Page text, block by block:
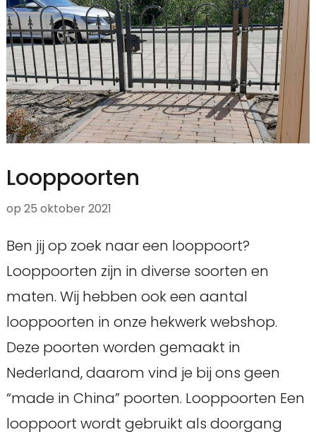
Looppoorten
op 25 oktober 2021
Ben jij op zoek naar een looppoort?
Looppoorten zijn in diverse soorten en
maten. Wij hebben ook een aantal
looppoorten in onze hekwerk webshop.
Deze poorten worden gemaakt in
Nederland, daarom vind je bij ons geen
“made in China” poorten. Looppoorten Een
looppoort wordt gebruikt als doorgang